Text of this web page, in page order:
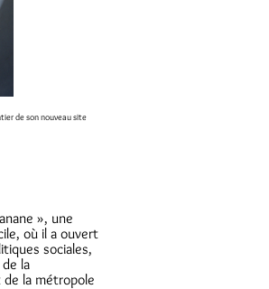
de son nouveau site
», une
où il a ouvert
sociales,
la
la métropole